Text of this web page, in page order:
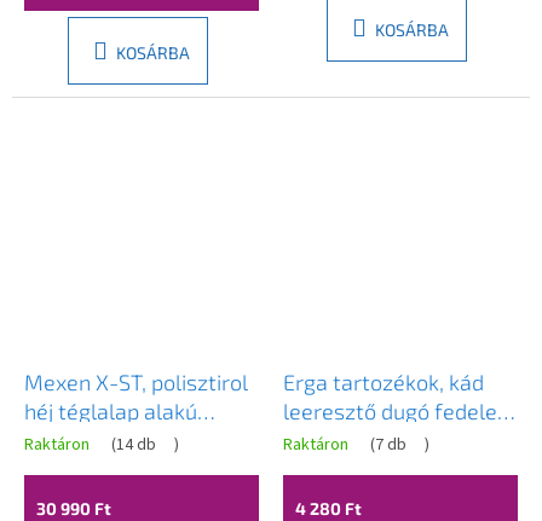
KOSÁRBA
KOSÁRBA
Mexen X-ST, polisztirol
héj téglalap alakú
fürdőkádhoz 120-150 x
70-90 cm, fehér,
55020-00
Raktáron (14 db )
30 990 Ft
Erga tartozékok, kád
leeresztő dugó fedele,
króm, ERG-ND-7900-CR
Raktáron (7 db )
4 280 Ft